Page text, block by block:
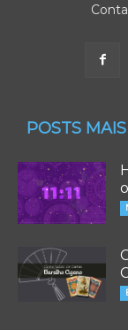
POSTS